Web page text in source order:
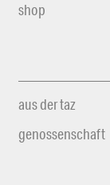
shop
aus der taz
genossenschaft